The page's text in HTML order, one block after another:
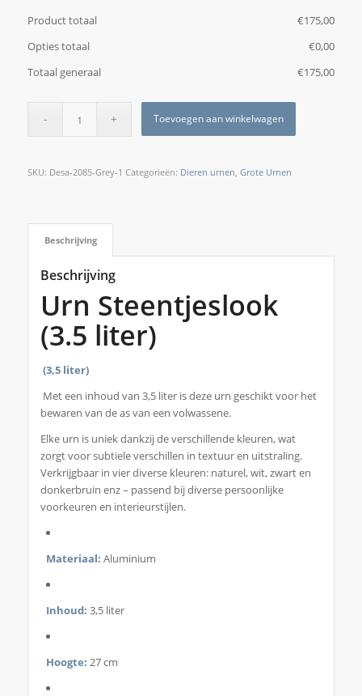
Product totaal €‎175,00
Opties totaal
€‎0,00
Totaal generaal
€‎175,00
Toevoegen aan winkelwagen
SKU: Desa-2085-Grey-1 Categorieën: Dieren urnen Grote Urnen
Beschrijving
Beschrijving
Urn Steentjeslook
(3.5 liter)
(3,5 liter)
Met een inhoud van 3,5 liter is deze urn geschikt voor het
bewaren van de as van een volwassene.
Elke urn is uniek dankzij de verschillende kleuren, wat
zorgt voor subtiele verschillen in textuur en uitstraling.
Verkrijgbaar in vier diverse kleuren: naturel, wit, zwart en
donkerbruin enz – passend bij diverse persoonlijke
voorkeuren en interieurstijlen.
Materiaal: Aluminium
Inhoud: 3,5 liter
Hoogte: 27 cm